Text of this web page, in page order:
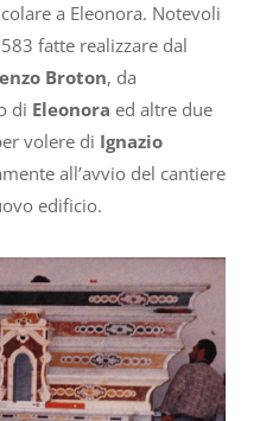
a Eleonora. Notevoli
fatte realizzare dal
Broton, da
di Eleonora ed altre due
volere di Ignazio
all’avvio del cantiere
edificio.